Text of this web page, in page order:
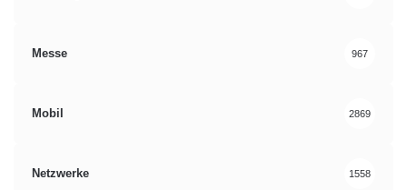
Messe 967
Mobil 2869
Netzwerke 1558